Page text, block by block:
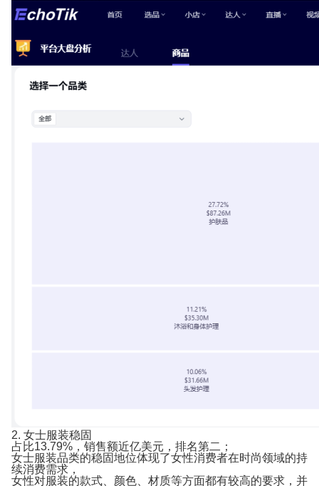
2. 女士服装稳固
占比13.79%，销售额近亿美元，排名第二；
女士服装品类的稳固地位体现了女性消费者在时尚领域的持
续消费需求，
女性对服装的款式、颜色、材质等方面都有较高的要求，并